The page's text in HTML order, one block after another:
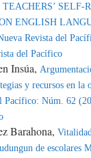
SELF-
ENGLISH
Revista del
del Pacífico
Insúa,
y recursos en la
Pacífico: Núm. 62
Barahona,
de escolares